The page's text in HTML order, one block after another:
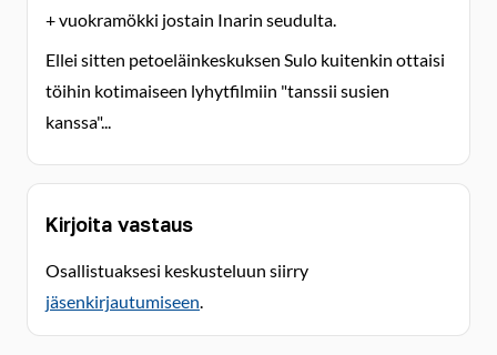
+ vuokramökki jostain Inarin seudulta.
Ellei sitten petoeläinkeskuksen Sulo kuitenkin ottaisi
töihin kotimaiseen lyhytfilmiin "tanssii susien
kanssa"...
Kirjoita vastaus
Osallistuaksesi keskusteluun siirry
jäsenkirjautumiseen.